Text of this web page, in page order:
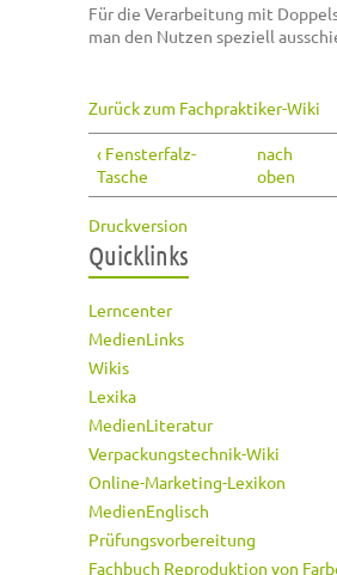
Für die Verarbeitung mit
man den Nutzen speziell
Zurück zum Fachpraktiker-Wiki
‹ Fensterfalz-
Tasche
nach
oben
Druckversion
Quicklinks
Lerncenter
MedienLinks
Wikis
Lexika
MedienLiteratur
Verpackungstechnik-Wiki
Online-Marketing-Lexikon
MedienEnglisch
Prüfungsvorbereitung
Fachbuch Reproduktion von